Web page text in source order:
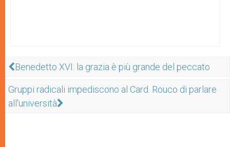
Benedetto XVI: la grazia è più grande del peccato
Gruppi radicali impediscono al Card. Rouco di parlare
all'università